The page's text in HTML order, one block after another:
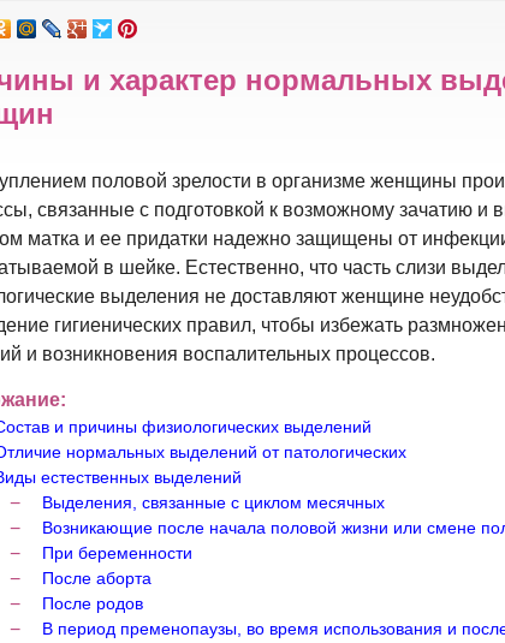
и характер нормальных
половой зрелости в организме женщины
связанные с подготовкой к возможному зачатию
матка и ее придатки надежно защищены от
в шейке. Естественно, что часть слизи
выделения не доставляют женщине
гигиенических правил, чтобы избежать
и возникновения воспалительных процессов.
и причины физиологических выделений
нормальных выделений от патологических
естественных выделений
Выделения, связанные с циклом месячных
Возникающие после начала половой жизни или смене
При беременности
После аборта
После родов
В период пременопаузы, во время использования и